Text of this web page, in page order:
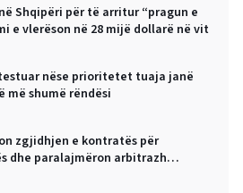
Shqipëri për të arritur “pragun e
e vlerëson në 28 mijë dollarë në vit
nëse prioritetet tuaja janë
shumë rëndësi
zgjidhjen e kontratës për
dhe paralajmëron arbitrazh